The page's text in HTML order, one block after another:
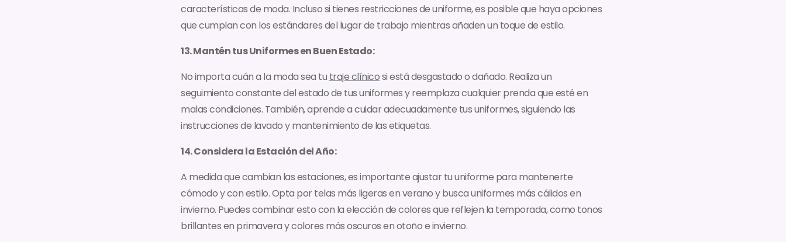
características de moda. Incluso si tienes restricciones de uniforme, es posible que haya opciones
que cumplan con los estándares del lugar de trabajo mientras añaden un toque de estilo.
13. Mantén tus Uniformes en Buen Estado:
No importa cuán a la moda sea tu traje clínicosi está desgastado o dañado. Realiza un
seguimiento constante del estado de tus uniformes y reemplaza cualquier prenda que esté en
malas condiciones. También, aprende a cuidar adecuadamente tus uniformes, siguiendo las
instrucciones de lavado y mantenimiento de las etiquetas.
14. Considera la Estación del Año:
A medida que cambian las estaciones, es importante ajustar tu uniforme para mantenerte
cómodo y con estilo. Opta por telas más ligeras en verano y busca uniformes más cálidos en
invierno. Puedes combinar esto con la elección de colores que reflejen la temporada, como tonos
brillantes en primavera y colores más oscuros en otoño e invierno.